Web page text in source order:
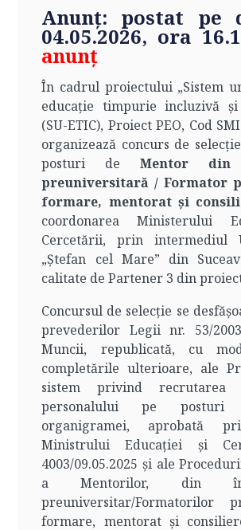
Anunț: postat pe
04.05.2026, ora
anunţ
În cadrul proiectului „Sistem
educație timpurie incluzivă
(SU-ETIC), Proiect PEO, Cod
organizează concurs de
posturi de Mentor din
preuniversitară / Formator
formare, mentorat și
coordonarea Ministerului
Cercetării, prin intermediul
„Ștefan cel Mare” din
calitate de Partener 3 din
Concursul de selecție se
prevederilor Legii nr. 53/
Muncii, republicată, cu
completările ulterioare, ale
sistem privind recrutarea
personalului pe
organigramei, aprobată
Ministrului Educației și
4003/09.05.2025 și ale
a Mentorilor, din
preuniversitar/Formatorilor
formare, mentorat și